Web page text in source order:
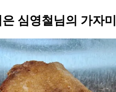
심영철님의 가자